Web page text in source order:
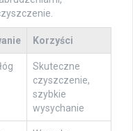
Korzyści
Skuteczne
czyszczenie,
szybkie
wysychanie